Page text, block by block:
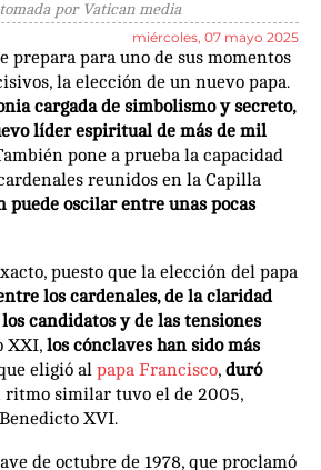
por Vatican media
miércoles, 07 mayo 2025
prepara para uno de sus momentos
la elección de un nuevo papa.
cargada de simbolismo y secreto,
líder espiritual de más de mil
pone a prueba la capacidad
reunidos en la Capilla
puede oscilar entre unas pocas
puesto que la elección del papa
los cardenales, de la claridad
candidatos y de las tensiones
XXI, los cónclaves han sido más
eligió al papa Francisco, duró
ritmo similar tuvo el de 2005,
XVI.
de octubre de 1978, que proclamó